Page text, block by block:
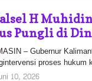
H
Pungli di
– Gubernur
proses hukum
10, 2026